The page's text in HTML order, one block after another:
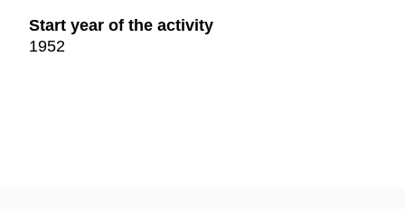
Start year of the activity
1952